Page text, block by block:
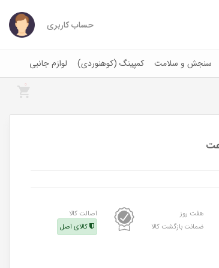
حساب کاربری
سنجش و سلامت کمپینگ (کوهنوردی) لوازم جانبی
0
هفت روز
ضمانت بازگشت کالا
اصالت کالا
کالای اصل